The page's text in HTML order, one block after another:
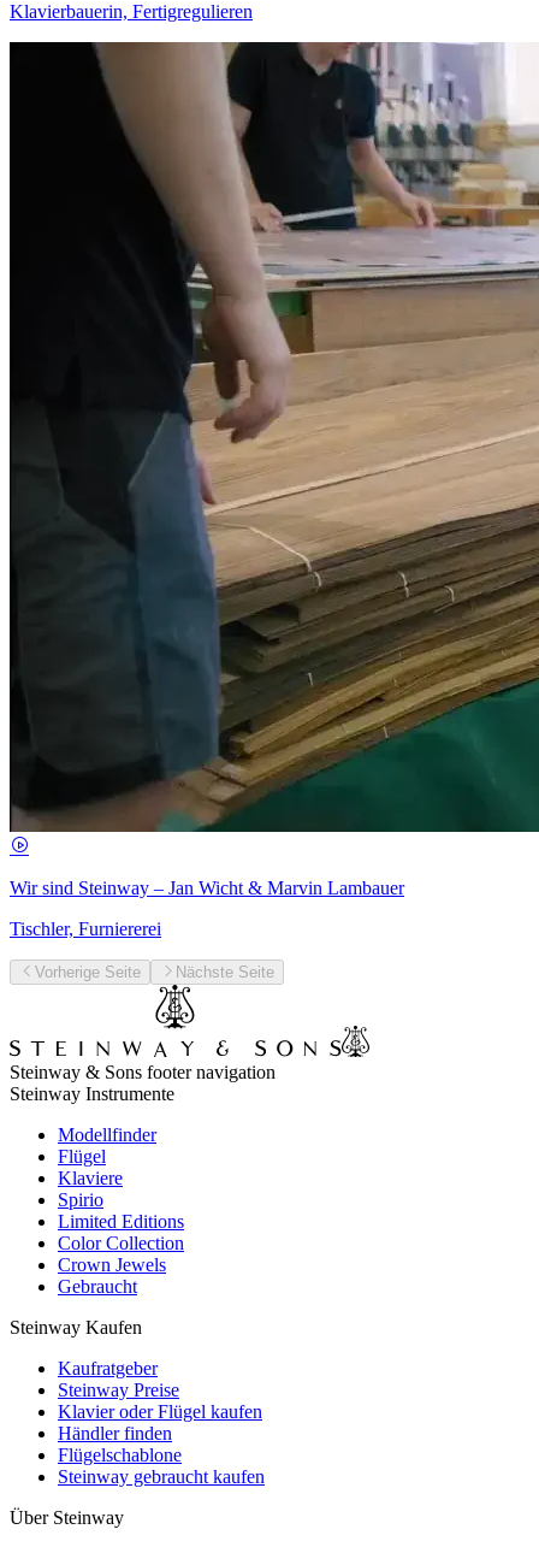
Klavierbauerin, Fertigregulieren
Wir sind Steinway – Jan Wicht & Marvin Lambauer
Tischler, Furniererei
Vorherige Seite Nächste Seite
Steinway & Sons footer navigation
Steinway Instrumente
Modellfinder
Flügel
Klaviere
Spirio
Limited Editions
Color Collection
Crown Jewels
Gebraucht
Steinway Kaufen
Kaufratgeber
Steinway Preise
Klavier oder Flügel kaufen
Händler finden
Flügelschablone
Steinway gebraucht kaufen
Über Steinway